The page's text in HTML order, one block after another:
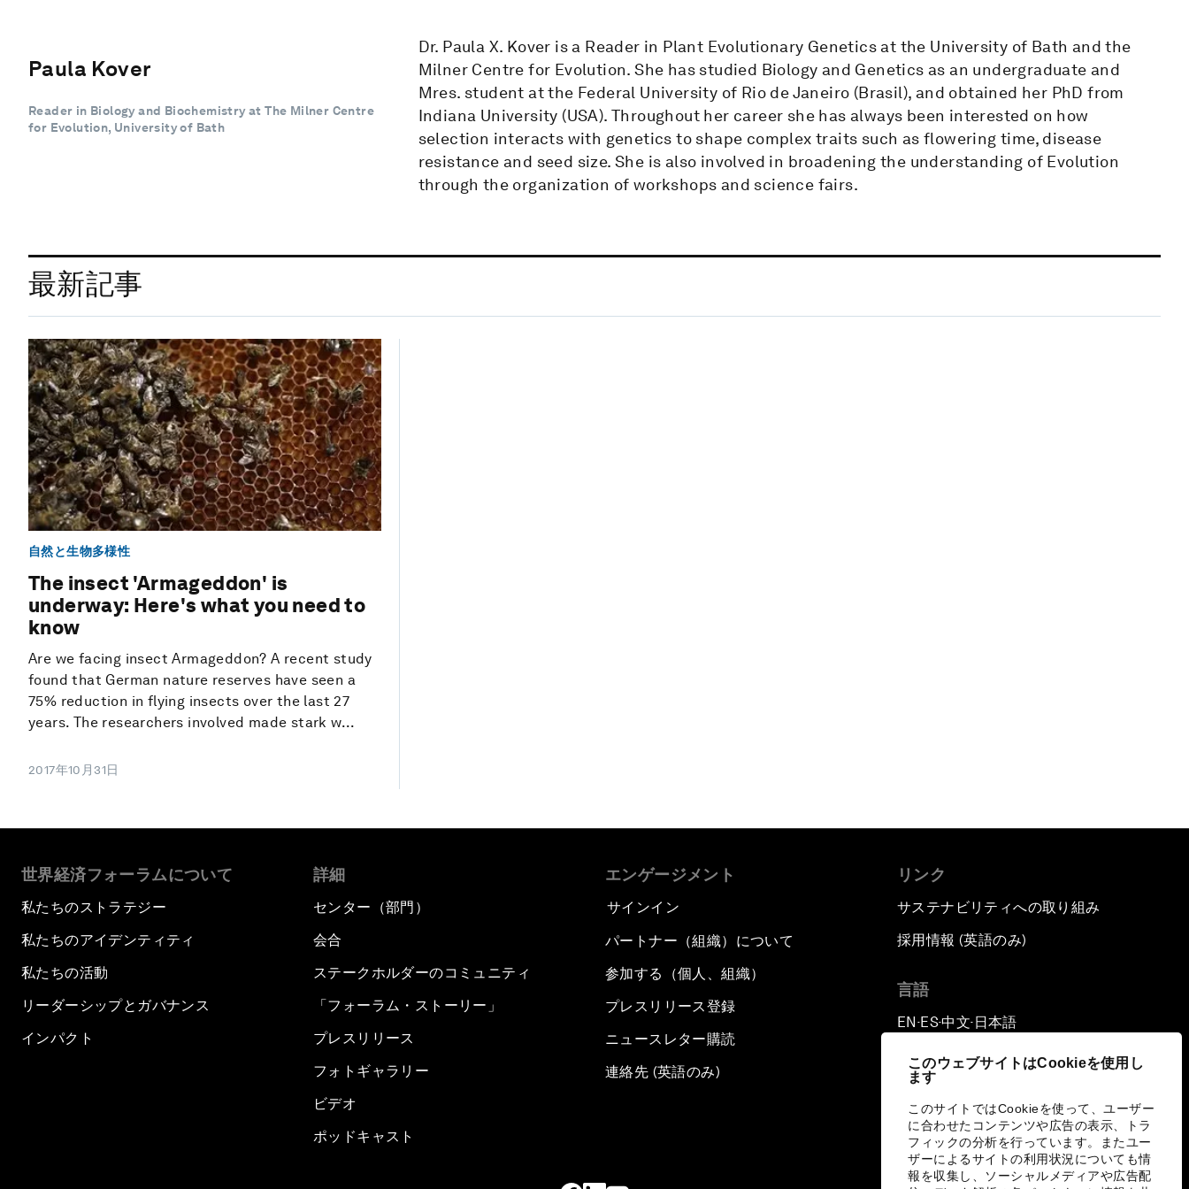
このウェブサイトはCookieを使用し
ます
このサイトではCookieを使って、ユーザー
に合わせたコンテンツや広告の表示、トラ
フィックの分析を行っています。またユー
ザーによるサイトの利用状況についても情
報を収集し、ソーシャルメディアや広告配
Paula Kover
Reader in Biology and Biochemistry at The Milner Centre
for Evolution, University of Bath
Dr. Paula X. Kover is a Reader in Plant Evolutionary Genetics at the University of Bath and the
Milner Centre for Evolution. She has studied Biology and Genetics as an undergraduate and
Mres. student at the Federal University of Rio de Janeiro (Brasil), and obtained her PhD from
Indiana University (USA). Throughout her career she has always been interested on how
selection interacts with genetics to shape complex traits such as flowering time, disease
resistance and seed size. She is also involved in broadening the understanding of Evolution
through the organization of workshops and science fairs.
最新記事
自然と生物多様性
The insect 'Armageddon' is
underway: Here's what you need to
know
Are we facing insect Armageddon? A recent study
found that German nature reserves have seen a
75% reduction in flying insects over the last 27
years. The researchers involved made stark w...
2017年10月31日
世界経済フォーラムについて
私たちのストラテジー
私たちのアイデンティティ
私たちの活動
リーダーシップとガバナンス
インパクト
詳細
センター（部門）
会合
ステークホルダーのコミュニティ
「フォーラム・ストーリー」
プレスリリース
フォトギャラリー
ビデオ
ポッドキャスト
エンゲージメント
サインイン
パートナー（組織）について
参加する（個人、組織）
プレスリリース登録
ニュースレター購読
連絡先 (英語のみ)
リンク
サステナビリティへの取り組み
採用情報 (英語のみ)
言語
EN ▪ ES▪中文▪ 日本語